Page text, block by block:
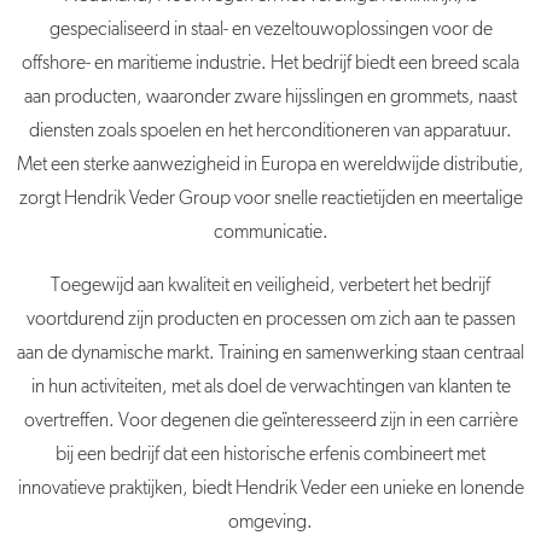
gespecialiseerd in staal- en vezeltouwoplossingen voor de
offshore- en maritieme industrie. Het bedrijf biedt een breed scala
aan producten, waaronder zware hijsslingen en grommets, naast
diensten zoals spoelen en het herconditioneren van apparatuur.
Met een sterke aanwezigheid in Europa en wereldwijde distributie,
zorgt Hendrik Veder Group voor snelle reactietijden en meertalige
communicatie.
Toegewijd aan kwaliteit en veiligheid, verbetert het bedrijf
voortdurend zijn producten en processen om zich aan te passen
aan de dynamische markt. Training en samenwerking staan centraal
in hun activiteiten, met als doel de verwachtingen van klanten te
overtreffen. Voor degenen die geïnteresseerd zijn in een carrière
bij een bedrijf dat een historische erfenis combineert met
innovatieve praktijken, biedt Hendrik Veder een unieke en lonende
omgeving.